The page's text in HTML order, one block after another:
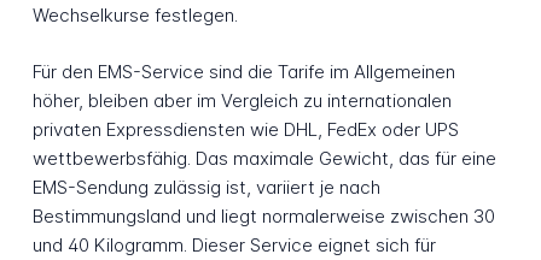
Wechselkurse festlegen.
Für den EMS-Service sind die Tarife im Allgemeinen
höher, bleiben aber im Vergleich zu internationalen
privaten Expressdiensten wie DHL, FedEx oder UPS
wettbewerbsfähig. Das maximale Gewicht, das für eine
EMS-Sendung zulässig ist, variiert je nach
Bestimmungsland und liegt normalerweise zwischen 30
und 40 Kilogramm. Dieser Service eignet sich für